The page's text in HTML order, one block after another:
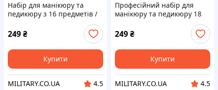
Набір для манікюру та
педикюру з 16 предметів /
інструментів 16 в 1 з
нержавіючої сталі у футлярі
249₴
Купити
MILITARY.CO.UA
4.5
Професійний набір для
манікюру та педикюру 18
249₴
Купити
MILITARY.CO.UA
4.5